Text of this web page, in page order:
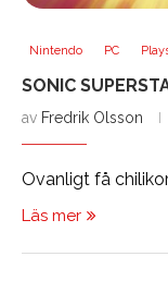
Nintendo PC
SONIC
av Fredrik Olsson
Ovanligt få
Läs mer